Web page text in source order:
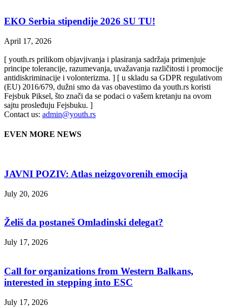
EKO Serbia stipendije 2026 SU TU!
April 17, 2026
[ youth.rs prilikom objavjivanja i plasiranja sadržaja primenjuje
principe tolerancije, razumevanja, uvažavanja različitosti i promocije
antidiskriminacije i volonterizma. ] [ u skladu sa GDPR regulativom
(EU) 2016/679, dužni smo da vas obavestimo da youth.rs koristi
Fejsbuk Piksel, što znači da se podaci o vašem kretanju na ovom
sajtu prosleđuju Fejsbuku. ]
Contact us: admin@youth.rs
EVEN MORE NEWS
JAVNI POZIV: Atlas neizgovorenih emocija
July 20, 2026
Želiš da postaneš Omladinski delegat?
July 17, 2026
Call for organizations from Western Balkans,
interested in stepping into ESC
July 17, 2026